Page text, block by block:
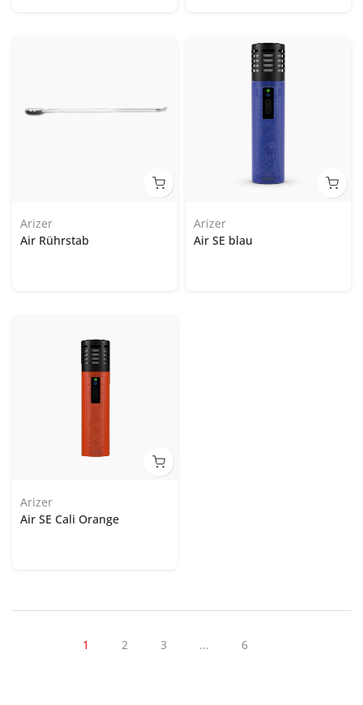
Arizer
Air Rührstab
Arizer
Air SE blau
Arizer
Air SE Cali Orange
1 2 3 ... 6